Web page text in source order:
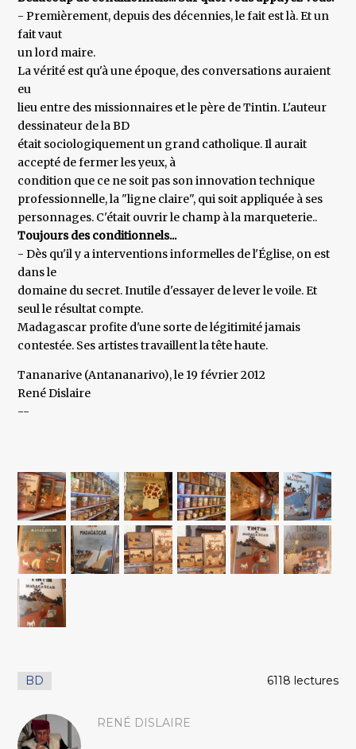
- Premièrement, depuis des décennies, le fait est là. Et un
fait vaut
un lord maire.
La vérité est qu'à une époque, des conversations auraient
eu
lieu entre des missionnaires et le père de Tintin. L'auteur
dessinateur de la BD
était sociologiquement un grand catholique. Il aurait
accepté de fermer les yeux, à
condition que ce ne soit pas son innovation technique
professionnelle, la "ligne claire", qui soit appliquée à ses
personnages. C'était ouvrir le champ à la marqueterie..
Toujours des conditionnels...
- Dès qu'il y a interventions informelles de l'Église, on est
dans le
domaine du secret. Inutile d'essayer de lever le voile. Et
seul le résultat compte.
Madagascar profite d'une sorte de légitimité jamais
contestée. Ses artistes travaillent la tête haute.
Tananarive (Antananarivo), le 19 février 2012
René Dislaire
--
BD 6118 lectures
RENÉ DISLAIRE